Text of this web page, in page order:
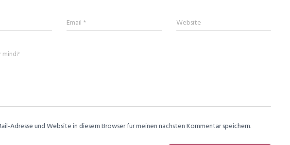
Email * Website
Adresse und Website in diesem Browser für meinen nächsten Kommentar speichern.